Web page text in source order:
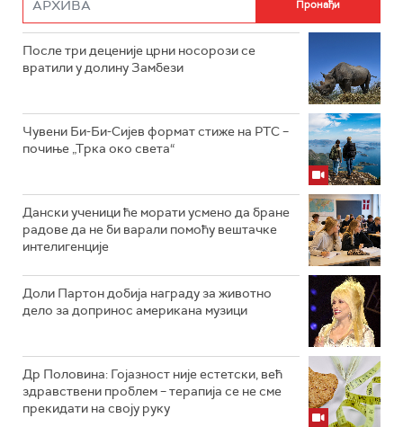
После три деценије црни носорози се
вратили у долину Замбези
Чувени Би-Би-Сијев формат стиже на РТС –
почиње „Трка око света“
Дански ученици ће морати усмено да бране
радове да не би варали помоћу вештачке
интелигенције
Доли Партон добија награду за животно
дело за допринос американа музици
Др Половина: Гојазност није естетски, већ
здравствени проблем – терапија се не сме
прекидати на своју руку